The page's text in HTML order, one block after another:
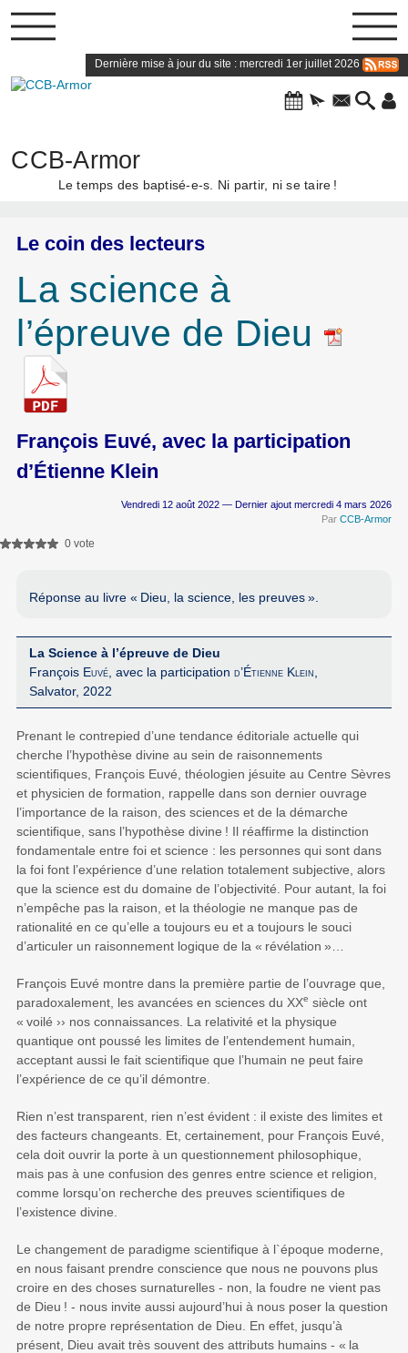
Dernière mise à jour du site : mercredi 1er juillet 2026
CCB-Armor
Le temps des baptisé-e-s. Ni partir, ni se taire !
Le coin des lecteurs
La science à
l’épreuve de Dieu
François Euvé, avec la participation
d’Étienne Klein
Vendredi 12 août 2022 — Dernier ajout mercredi 4 mars 2026
Par CCB-Armor
0 vote
Réponse au livre « Dieu, la science, les preuves ».
La Science à l’épreuve de Dieu
François Euvé, avec la participation d’Étienne Klein
Salvator, 2022
Prenant le contrepied d’une tendance éditoriale actuelle qui
cherche l’hypothèse divine au sein de raisonnements
scientiﬁques, François Euvé, théologien jésuite au Centre Sèvres
et physicien de formation, rappelle dans son dernier ouvrage
l’importance de la raison, des sciences et de la démarche
scientiﬁque, sans l’hypothèse divine ! Il réaffirme la distinction
fondamentale entre foi et science : les personnes qui sont dans
la foi font l’expérience d’une relation totalement subjective, alors
que la science est du domaine de l’objectivité. Pour autant, la foi
n’empêche pas la raison, et la théologie ne manque pas de
rationalité en ce qu’elle a toujours eu et a toujours le souci
d’articuler un raisonnement logique de la « révélation »…
François Euvé montre dans la première partie de l’ouvrage que,
paradoxalement, les avancées en sciences du XXe siècle ont
« voilé ›› nos connaissances. La relativité et la physique
quantique ont poussé les limites de l’entendement humain,
acceptant aussi le fait scientiﬁque que l’humain ne peut faire
l’expérience de ce qu’il démontre.
Rien n’est transparent, rien n’est évident : il existe des limites et
des facteurs changeants. Et, certainement, pour François Euvé,
cela doit ouvrir la porte à un questionnement philosophique,
mais pas à une confusion des genres entre science et religion,
comme lorsqu’on recherche des preuves scientiﬁques de
l’existence divine.
Le changement de paradigme scientifique à l`époque moderne,
en nous faisant prendre conscience que nous ne pouvons plus
croire en des choses surnaturelles - non, la foudre ne vient pas
de Dieu ! - nous invite aussi aujourd’hui à nous poser la question
de notre propre représentation de Dieu. En effet, jusqu’à
présent, Dieu avait très souvent des attributs humains - « la